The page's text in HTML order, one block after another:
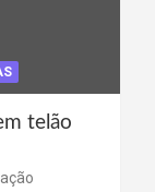
telão